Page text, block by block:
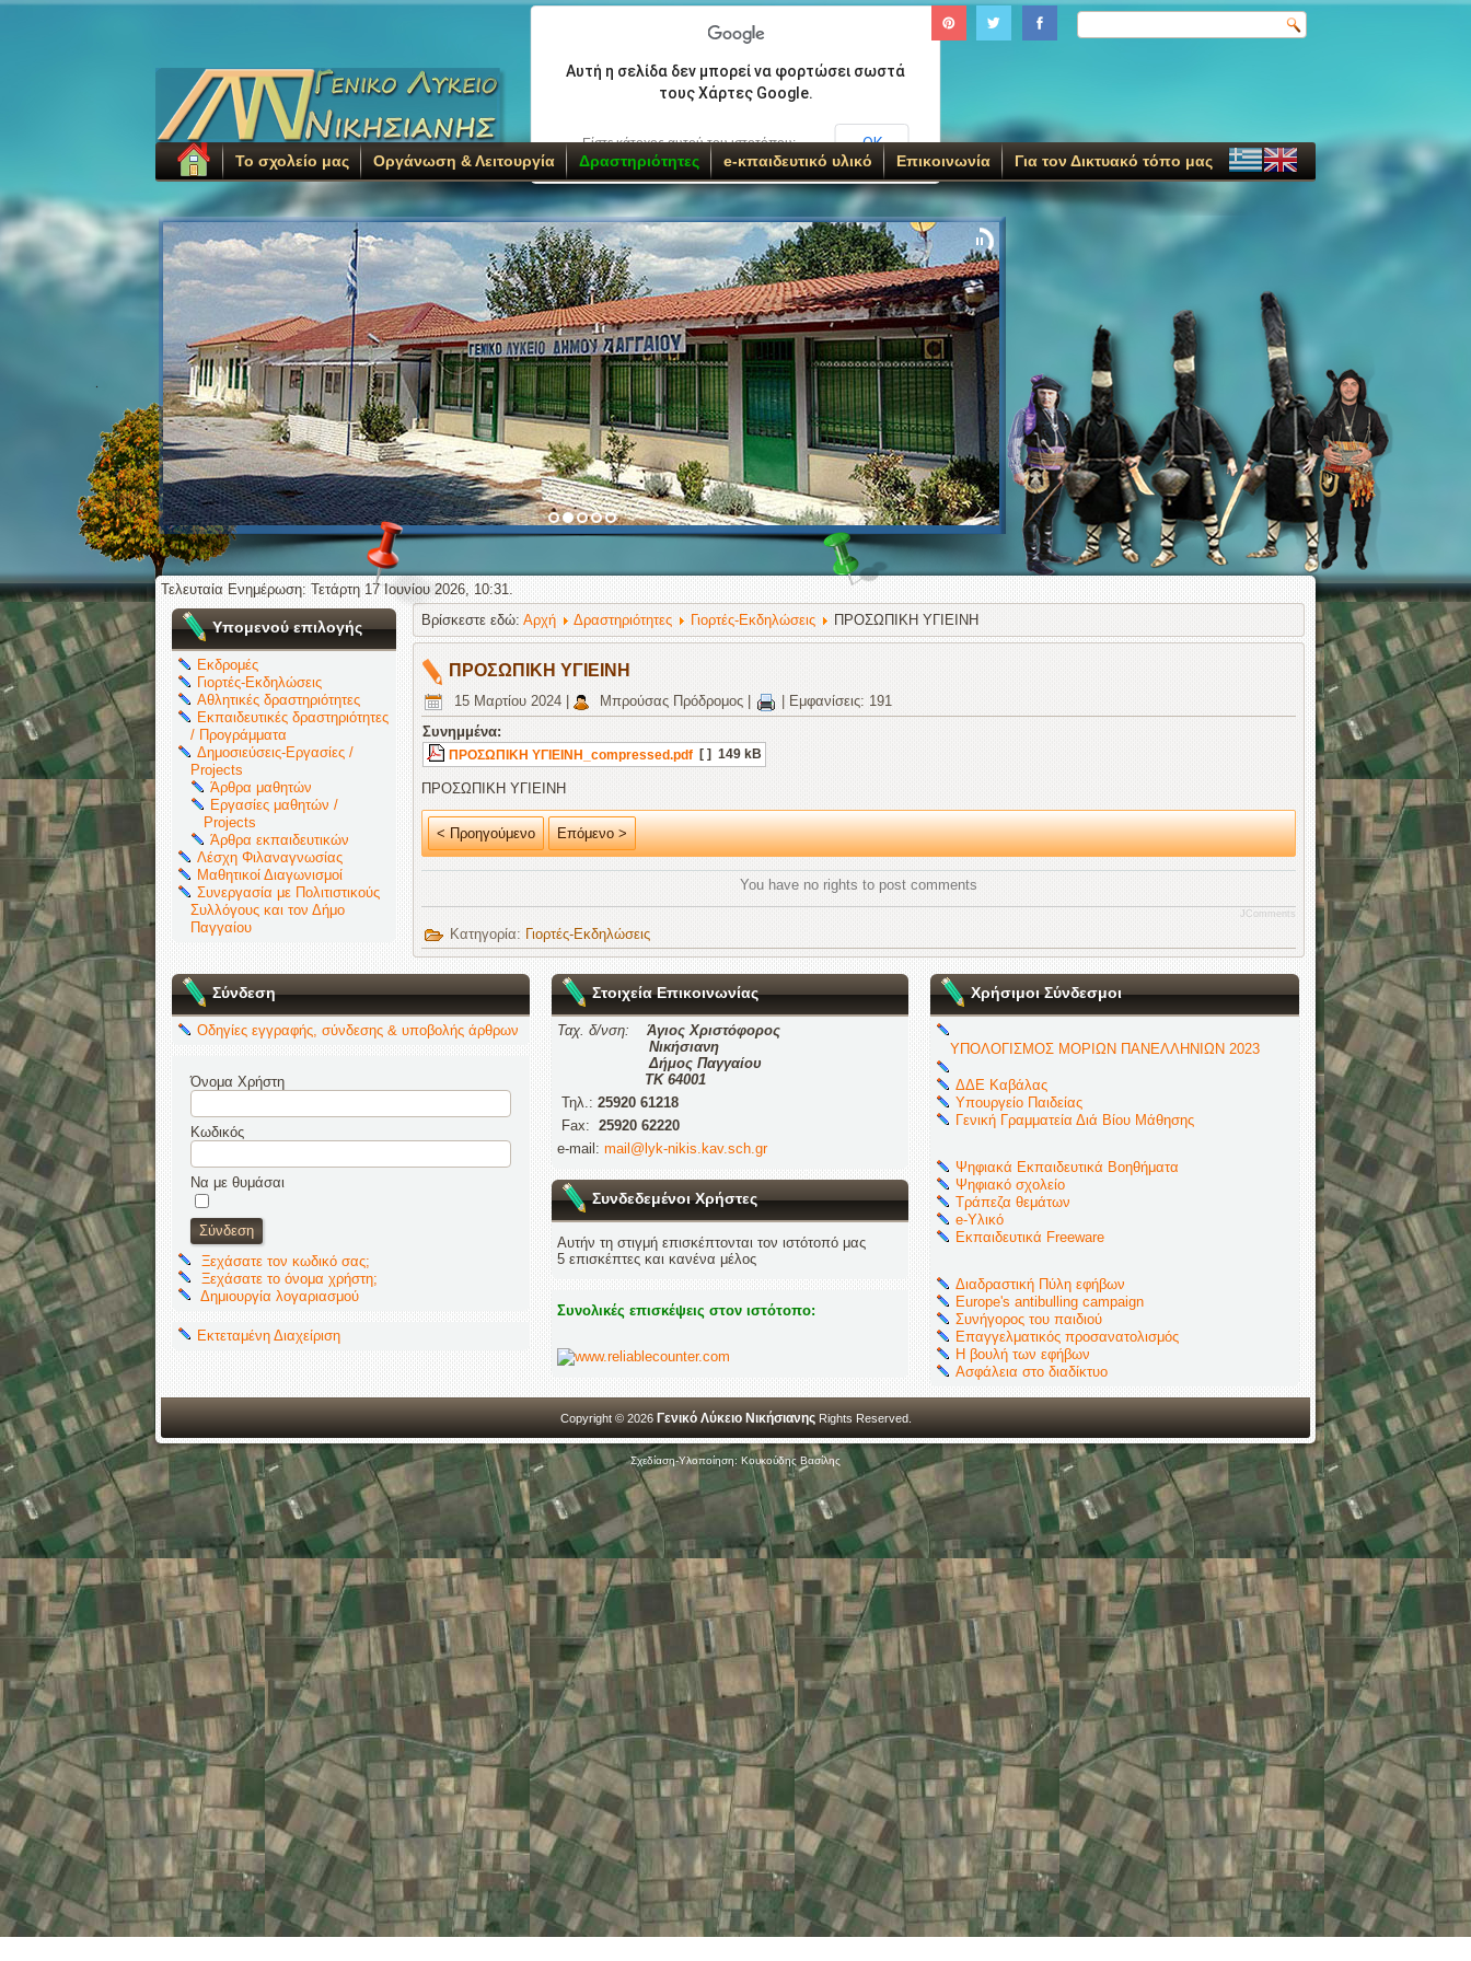
.
Το σχολείο μας Οργάνωση & Λειτουργία Δραστηριότητες e-κπαιδευτικό υλικό Επικοινωνία Για τον Δικτυακό τόπο μας
Τελευταία Ενημέρωση: Τετάρτη 17 Ιουνίου 2026, 10:31.
Υπομενού επιλογής
Εκδρομές
Γιορτές-Εκδηλώσεις
Αθλητικές δραστηριότητες
Εκπαιδευτικές δραστηριότητες
/ Προγράμματα
Δημοσιεύσεις-Εργασίες /
Projects
Άρθρα μαθητών
Εργασίες μαθητών /
Projects
Άρθρα εκπαιδευτικών
Λέσχη Φιλαναγνωσίας
Μαθητικοί Διαγωνισμοί
Συνεργασία με Πολιτιστικούς
Συλλόγους και τον Δήμο
Παγγαίου
Βρίσκεστε εδώ: Αρχή Δραστηριότητες Γιορτές-Εκδηλώσεις ΠΡΟΣΩΠΙΚΗ ΥΓΙΕΙΝΗ
ΠΡΟΣΩΠΙΚΗ ΥΓΙΕΙΝΗ
15 Μαρτίου 2024 Μπρούσας Πρόδρομος
Εμφανίσεις: 191
Συνημμένα:
ΠΡΟΣΩΠΙΚΗ ΥΓΙΕΙΝΗ_compressed.pdf [ ] 149 kB
ΠΡΟΣΩΠΙΚΗ ΥΓΙΕΙΝΗ
< Προηγούμενο Επόμενο >
You have no rights to post comments
JComments
Κατηγορία: Γιορτές-Εκδηλώσεις
Σύνδεση
Οδηγίες εγγραφής, σύνδεσης & υποβολής άρθρων
Όνομα Χρήστη
Κωδικός
Να με θυμάσαι
Ξεχάσατε τον κωδικό σας;
Ξεχάσατε το όνομα χρήστη;
Δημιουργία λογαριασμού
Εκτεταμένη Διαχείριση
Στοιχεία Επικοινωνίας
Ταχ. δ/νση:
Άγιος Χριστόφορος
Νικήσιανη
Δήμος Παγγαίου
ΤΚ 64001
Τηλ.: 25920 61218
Fax: 25920 62220
e-mail: mail@lyk-nikis.kav.sch.gr
Συνδεδεμένοι Χρήστες
Αυτήν τη στιγμή επισκέπτονται τον ιστότοπό μας
5 επισκέπτες και κανένα μέλος
Συνολικές επισκέψεις στον ιστότοπο:
Χρήσιμοι Σύνδεσμοι
ΥΠΟΛΟΓΙΣΜΟΣ ΜΟΡΙΩΝ ΠΑΝΕΛΛΗΝΙΩΝ 2023
ΔΔΕ Καβάλας
Υπουργείο Παιδείας
Γενική Γραμματεία Διά Βίου Μάθησης
Ψηφιακά Εκπαιδευτικά Βοηθήματα
Ψηφιακό σχολείο
Τράπεζα θεμάτων
e-Υλικό
Εκπαιδευτικά Freeware
Διαδραστική Πύλη εφήβων
Europe's antibulling campaign
Συνήγορος του παιδιού
Επαγγελματικός προσανατολισμός
Η βουλή των εφήβων
Ασφάλεια στο διαδίκτυο
Copyright © 2026 Γενικό Λύκειο Νικήσιανης Rights Reserved.
Σχεδίαση-Υλοποίηση: Κουκούδης Βασίλης
Αυτή η σελίδα δεν μπορεί να φορτώσει σωστά
τους Χάρτες Google.
Είστε κάτοχος αυτού του ιστοτόπου; ΟΚ